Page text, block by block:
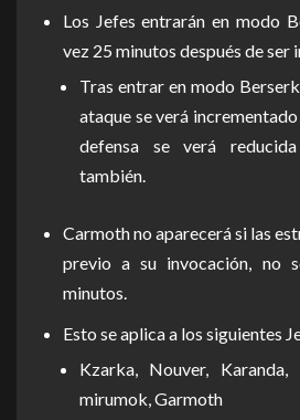
Los Jefes entrarán en modo
vez 25 minutos después de ser
Tras entrar en modo
ataque se verá
defensa se verá
también.
Carmoth no aparecerá si las
previo a su invocación, no
minutos.
Esto se aplica a los siguientes
Kzarka, Nouver, Karanda,
mirumok, Garmoth